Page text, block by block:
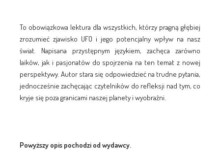
To obowiązkowa lektura dla wszystkich, którzy pragną głębiej
zrozumieć zjawisko UFO i jego potencjalny wpływ na nasz
świat. Napisana przystępnym językiem, zachęca zarówno
laików, jak i pasjonatów do spojrzenia na ten temat z nowej
perspektywy. Autor stara się odpowiedzieć na trudne pytania,
jednocześnie zachęcając czytelników do refleksji nad tym, co
kryje się poza granicami naszej planety i wyobraźni.
Powyższy opis pochodzi od wydawcy.